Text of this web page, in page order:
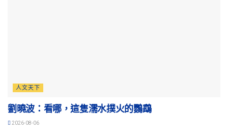
人文天下
劉曉波：看哪，這隻濡水撲火的鸚鵡
2026-08-06